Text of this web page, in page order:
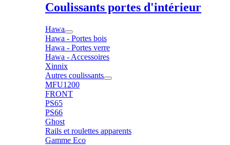
Coulissants portes d'intérieur
Hawa
Hawa - Portes bois
Hawa - Portes verre
Hawa - Accessoires
Xinnix
Autres coulissants
MFU1200
FRONT
PS65
PS66
Ghost
Rails et roulettes apparents
Gamme Eco